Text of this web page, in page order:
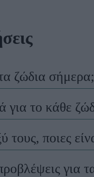
ζώδια σήμερα;
για το κάθε
τους, ποιες
για